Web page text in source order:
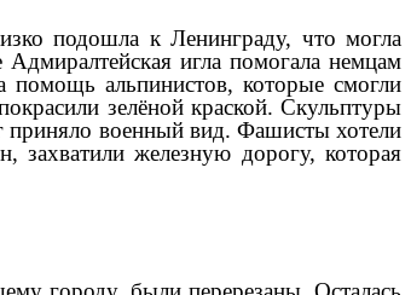
подошла к Ленинграду, что могла
игла помогала немцам
альпинистов, которые смогли
зелёной краской. Скульптуры
приняло военный вид. Фашисты хотели
захватили железную дорогу, которая